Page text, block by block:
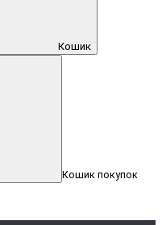
Кошик
Кошик покупок